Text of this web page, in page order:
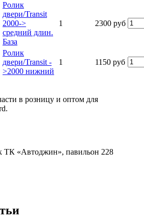
Ролик
двери/Transit
2000->
средний длин.
База
1 2300 руб
Ролик
двери/Transit -
>2000 нижний
1 1150 руб
в розницу и оптом для
ТК «Автоджин», павильон 228